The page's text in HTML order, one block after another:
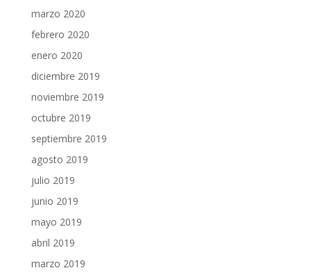
marzo 2020
febrero 2020
enero 2020
diciembre 2019
noviembre 2019
octubre 2019
septiembre 2019
agosto 2019
julio 2019
junio 2019
mayo 2019
abril 2019
marzo 2019